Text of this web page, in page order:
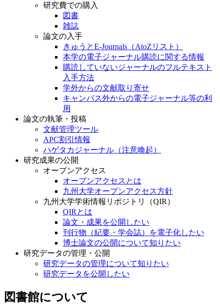
研究費での購入
図書
雑誌
論文の入手
きゅうとE-Journals（AtoZリスト）
本学の電子ジャーナル購読に関する情報
購読していないジャーナルのフルテキスト
入手方法
学外からの文献取り寄せ
キャンパス外からの電子ジャーナル等の利
用
論文の執筆・投稿
文献管理ツール
APC割引情報
ハゲタカジャーナル（注意喚起）
研究成果の公開
オープンアクセス
オープンアクセスとは
九州大学オープンアクセス方針
九州大学学術情報リポジトリ（QIR）
QIRとは
論文・成果を公開したい
刊行物（紀要・学会誌）を電子化したい
博士論文の公開について知りたい
研究データの管理・公開
研究データの管理について知りたい
研究データを公開したい
図書館について